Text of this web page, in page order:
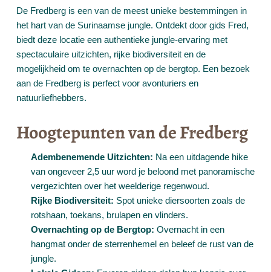
De Fredberg is een van de meest unieke bestemmingen in
het hart van de Surinaamse jungle. Ontdekt door gids Fred,
biedt deze locatie een authentieke jungle-ervaring met
spectaculaire uitzichten, rijke biodiversiteit en de
mogelijkheid om te overnachten op de bergtop. Een bezoek
aan de Fredberg is perfect voor avonturiers en
natuurliefhebbers.
Hoogtepunten van de Fredberg
Adembenemende Uitzichten: Na een uitdagende hike
van ongeveer 2,5 uur word je beloond met panoramische
vergezichten over het weelderige regenwoud.
Rijke Biodiversiteit: Spot unieke diersoorten zoals de
rotshaan, toekans, brulapen en vlinders.
Overnachting op de Bergtop: Overnacht in een
hangmat onder de sterrenhemel en beleef de rust van de
jungle.